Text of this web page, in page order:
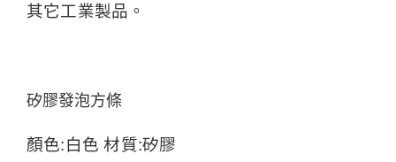
其它工業製品。
矽膠發泡方條
顏色:白色 材質:矽膠